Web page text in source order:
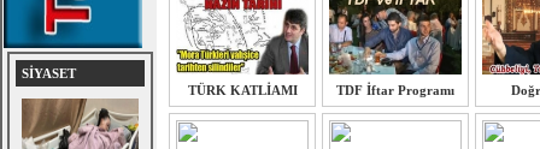
SİYASET
TÜRK KATLİAMI TDF İftar Programı